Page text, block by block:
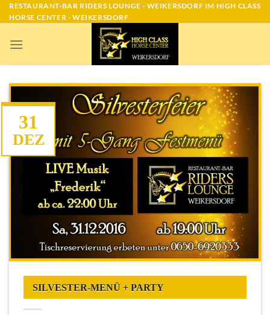
Skip
to
RESTAURANT-BAR RIDERS LOUNGE - WEIKERSDORF IM HIGH CLASS
HORSE CENTER - WEIKERSDORF
31
DEZ
SILVESTER-MENÜ + PARTY